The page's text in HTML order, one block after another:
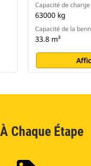
Capacité de
63000 kg
Capacité de la
33.8 m³
Chaque Étape